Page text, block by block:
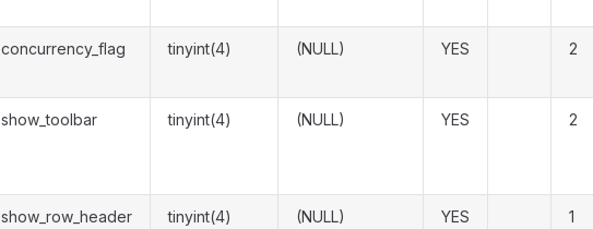
concurrency_flag tinyint(4) (NULL) YES 2
show_toolbar tinyint(4) (NULL) YES 2
show_row_header tinyint(4) (NULL) YES 1